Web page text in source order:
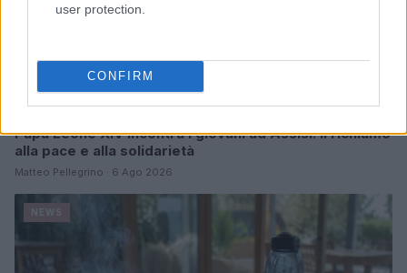
user protection.
CONFIRM
Papa Leone XIV incontra i giovani ad Assisi: il richiamo
alla pace e alla solidarietà
Matteo Pellegrino · 6 Ago 2026